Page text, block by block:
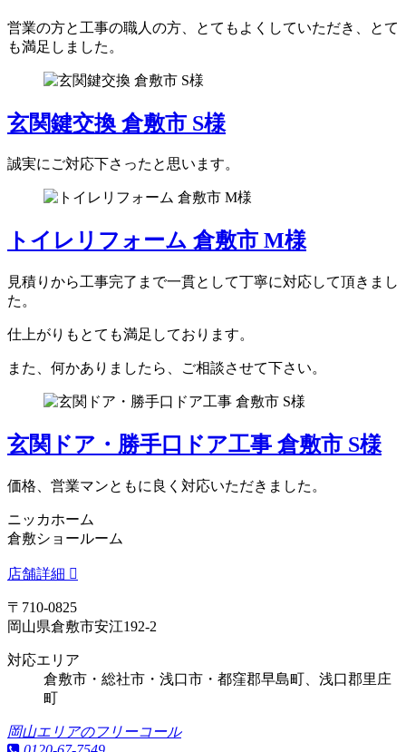
営業の方と工事の職人の方、とてもよくしていただき、とて
も満足しました。
玄関鍵交換 倉敷市 S様
誠実にご対応下さったと思います。
トイレリフォーム 倉敷市 M様
見積りから工事完了まで一貫として丁寧に対応して頂きまし
た。
仕上がりもとても満足しております。
また、何かありましたら、ご相談させて下さい。
玄関ドア・勝手口ドア工事 倉敷市 S様
価格、営業マンともに良く対応いただきました。
ニッカホーム
倉敷ショールーム
店舗詳細
〒710-0825
岡山県倉敷市安江192-2
対応エリア
倉敷市・総社市・浅口市・都窪郡早島町、浅口郡里庄
町
岡山エリアのフリーコール